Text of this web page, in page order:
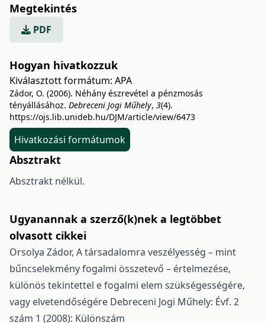
Megtekintés
PDF
Hogyan hivatkozzuk
Kiválasztott formátum: APA
Zádor, O. (2006). Néhány észrevétel a pénzmosás
tényállásához. Debreceni Jogi Műhely, 3(4).
https://ojs.lib.unideb.hu/DJM/article/view/6473
Hivatkozási formátumok
Absztrakt
Absztrakt nélkül.
Ugyanannak a szerző(k)nek a legtöbbet
olvasott cikkei
Orsolya Zádor, A társadalomra veszélyesség – mint
bűncselekmény fogalmi összetevő – értelmezése,
különös tekintettel e fogalmi elem szükségességére,
vagy elvetendőségére Debreceni Jogi Műhely: Évf. 2
szám 1 (2008): Különszám